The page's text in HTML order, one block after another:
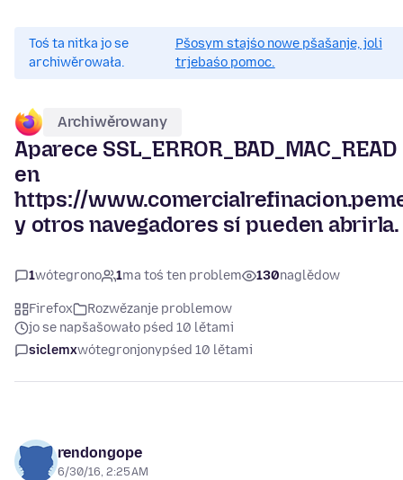
Toś ta nitka jo se
archiwěrowała.
Pšosym stajśo nowe pšašanje, joli
trjebaśo pomoc.
Archiwěrowany
Aparece SSL_ERROR_BAD_MAC_READ
en
https://
y otros navegadores sí pueden abrirla.
1wótegrono 1ma toś ten problem 130naglědow
Firefox
Rozwězanje problemow
jo se napšašowało pśed 10 lětami
siclemxwótegronjonypśed 10 lětami
rendongope
6/30/16, 2:25 AM